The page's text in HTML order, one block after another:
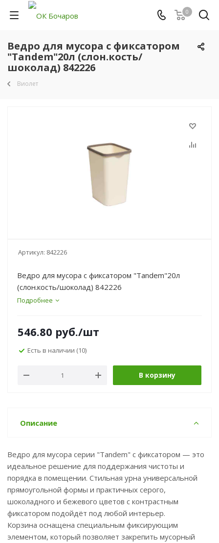
0
Ведро для мусора с фиксатором
"Tandem"20л (слон.кость/
шоколад) 842226
Виолет
Артикул: 842226
Ведро для мусора с фиксатором "Tandem"20л
(слон.кость/шоколад) 842226
Подробнее
546.80 руб./шт
Есть в наличии (10)
В корзину
Описание
Ведро для мусора серии "Tandem" с фиксатором — это
идеальное решение для поддержания чистоты и
порядка в помещении. Стильная урна универсальной
прямоугольной формы и практичных серого,
шоколадного и бежевого цветов с контрастным
фиксатором подойдёт под любой интерьер.
Корзина оснащена специальным фиксирующим
элементом, который позволяет закрепить мусорный